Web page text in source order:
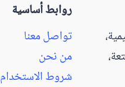
روابط أساسية
تواصل معنا
من نحن
شروط الاستخدام